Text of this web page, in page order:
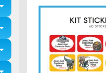
EXPAND CHILD
EXPAND CHILD
EXPAND CHILD